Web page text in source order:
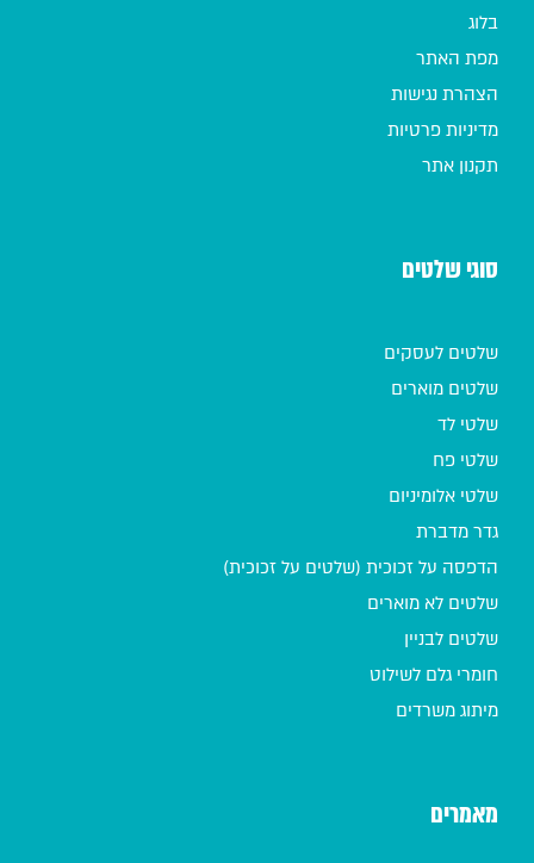
בלוג
מפת האתר
הצהרת נגישות
מדיניות פרטיות
תקנון אתר
סוגי שלטים
שלטים לעסקים
שלטים מוארים
שלטי לד
שלטי פח
שלטי אלומיניום
גדר מדברת
הדפסה על זכוכית (שלטים על זכוכית)
שלטים לא מוארים
שלטים לבניין
חומרי גלם לשילוט
מיתוג משרדים
מאמרים